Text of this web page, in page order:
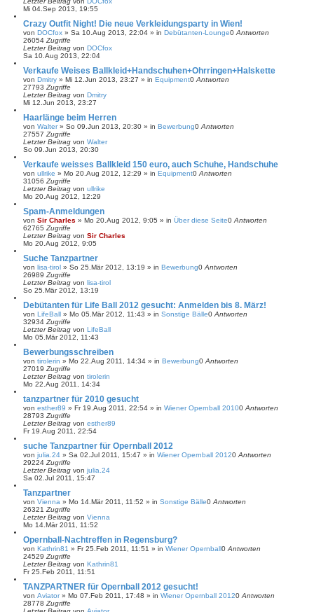
Mi 04.Sep 2013, 19:55
Crazy Outfit Night! Die neue Verkleidungsparty in Wien!
von DOCfox » Sa 10.Aug 2013, 22:04 » in Debütanten-Lounge0 Antworten
26054 Zugriffe
Letzter Beitrag von DOCfox
Sa 10.Aug 2013, 22:04
Verkaufe Weises Ballkleid+Handschuhen+Ohrringen+Halskette
von Dmitry » Mi 12.Jun 2013, 23:27 » in Equipment0 Antworten
27793 Zugriffe
Letzter Beitrag von Dmitry
Mi 12.Jun 2013, 23:27
Haarlänge beim Herren
von Walter» So 09.Jun 2013, 20:30 » in Bewerbung0 Antworten
27557 Zugriffe
Letzter Beitrag von Walter
So 09.Jun 2013, 20:30
Verkaufe weisses Ballkleid 150 euro, auch Schuhe, Handschuhe
von ullrike » Mo 20.Aug 2012, 12:29 » in Equipment0 Antworten
31056 Zugriffe
Letzter Beitrag von ullrike
Mo 20.Aug 2012, 12:29
Spam-Anmeldungen
von Sir Charles » Mo 20.Aug 2012, 9:05 » in Über diese Seite0 Antworten
62765 Zugriffe
Letzter Beitrag von Sir Charles
Mo 20.Aug 2012, 9:05
Suche Tanzpartner
von lisa-tirol » So 25.Mär 2012, 13:19 » in Bewerbung0 Antworten
26989 Zugriffe
Letzter Beitrag von lisa-tirol
So 25.Mär 2012, 13:19
Debütanten für Life Ball 2012 gesucht: Anmelden bis 8. März!
von LifeBall » Mo 05.Mär 2012, 11:43 » in Sonstige Bälle0 Antworten
32934 Zugriffe
Letzter Beitrag von LifeBall
Mo 05.Mär 2012, 11:43
Bewerbungsschreiben
von tirolerin » Mo 22.Aug 2011, 14:34 » in Bewerbung0 Antworten
27019 Zugriffe
Letzter Beitrag von tirolerin
Mo 22.Aug 2011, 14:34
tanzpartner für 2010 gesucht
von esther89 » Fr 19.Aug 2011, 22:54 » in Wiener Opernball 20100 Antworten
28793 Zugriffe
Letzter Beitrag von esther89
Fr 19.Aug 2011, 22:54
suche Tanzpartner für Opernball 2012
von julia.24 » Sa 02.Jul 2011, 15:47 » in Wiener Opernball 20120 Antworten
29224 Zugriffe
Letzter Beitrag von julia.24
Sa 02.Jul 2011, 15:47
Tanzpartner
von Vienna » Mo 14.Mär 2011, 11:52 » in Sonstige Bälle0 Antworten
26321 Zugriffe
Letzter Beitrag von Vienna
Mo 14.Mär 2011, 11:52
Opernball-Nachtreffen in Regensburg?
von Kathrin81 » Fr 25.Feb 2011, 11:51 » in Wiener Opernball0 Antworten
24529 Zugriffe
Letzter Beitrag von Kathrin81
Fr 25.Feb 2011, 11:51
TANZPARTNER für Opernball 2012 gesucht!
von Aviator» Mo 07.Feb 2011, 17:48 » in Wiener Opernball 20120 Antworten
28778 Zugriffe